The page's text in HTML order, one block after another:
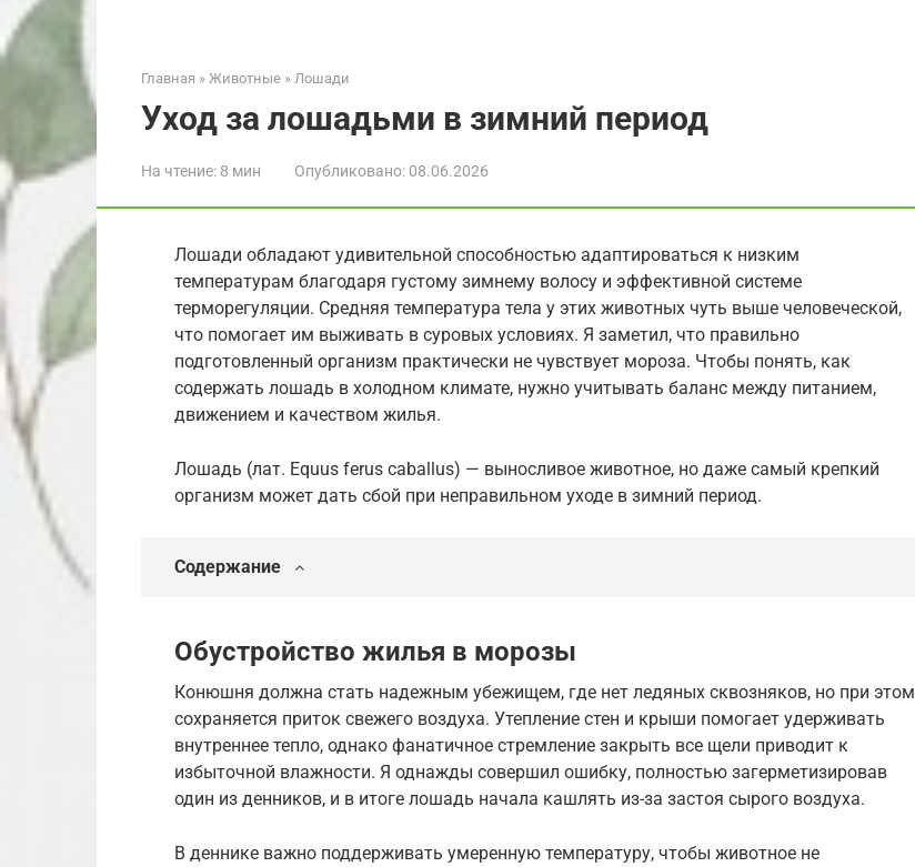
Главная » Животные » Лошади
Уход за лошадьми в зимний период
На чтение: 8 мин Опубликовано: 08.06.2026
Лошади обладают удивительной способностью адаптироваться к низким
температурам благодаря густому зимнему волосу и эффективной системе
терморегуляции. Средняя температура тела у этих животных чуть выше человеческой,
что помогает им выживать в суровых условиях. Я заметил, что правильно
подготовленный организм практически не чувствует мороза. Чтобы понять, как
содержать лошадь в холодном климате, нужно учитывать баланс между питанием,
движением и качеством жилья.
Лошадь (лат. Equus ferus caballus) — выносливое животное, но даже самый крепкий
организм может дать сбой при неправильном уходе в зимний период.
Содержание
Обустройство жилья в морозы
Конюшня должна стать надежным убежищем, где нет ледяных сквозняков, но при этом
сохраняется приток свежего воздуха. Утепление стен и крыши помогает удерживать
внутреннее тепло, однако фанатичное стремление закрыть все щели приводит к
избыточной влажности. Я однажды совершил ошибку, полностью загерметизировав
один из денников, и в итоге лошадь начала кашлять из-за застоя сырого воздуха.
В деннике важно поддерживать умеренную температуру, чтобы животное не